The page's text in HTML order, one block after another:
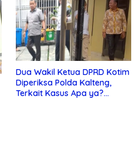
Dua Wakil Ketua DPRD Kotim
Diperiksa Polda Kalteng,
Terkait Kasus Apa ya?…